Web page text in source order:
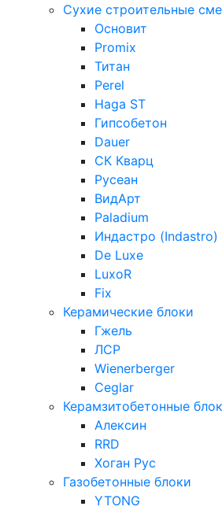
Сухие строительные
Основит
Promix
Титан
Perel
Haga ST
Гипсобетон
Dauer
СК Кварц
Русеан
ВидАрт
Paladium
Индастро (Indastro)
De Luxe
LuxoR
Fix
Керамические блоки
Гжель
ЛСР
Wienerberger
Ceglar
Керамзитобетонные
Алексин
RRD
Хоган Рус
Газобетонные блоки
YTONG